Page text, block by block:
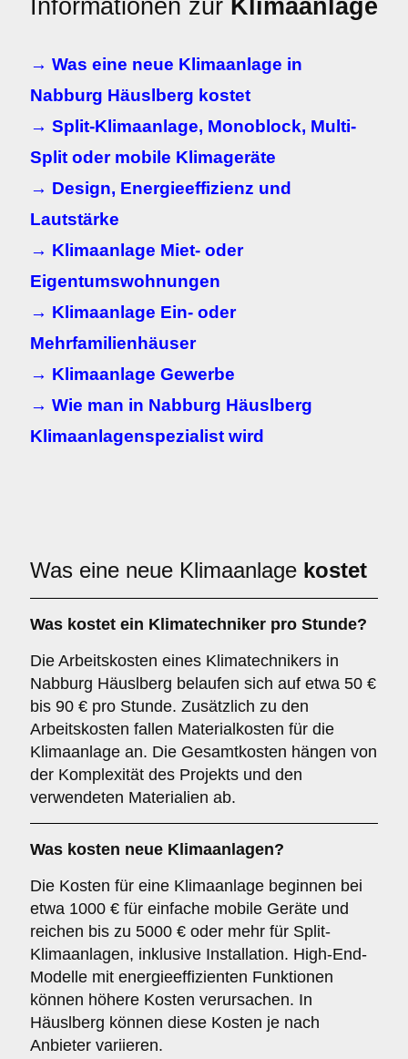
Informationen zur Klimaanlage
→ Was eine neue Klimaanlage in
Nabburg Häuslberg kostet
→ Split-Klimaanlage, Monoblock, Multi-
Split oder mobile Klimageräte
→ Design, Energieeffizienz und
Lautstärke
→ Klimaanlage Miet- oder
Eigentumswohnungen
→ Klimaanlage Ein- oder
Mehrfamilienhäuser
→ Klimaanlage Gewerbe
→ Wie man in Nabburg Häuslberg
Klimaanlagenspezialist wird
Was eine neue Klimaanlage kostet
Was kostet ein Klimatechniker pro Stunde?
Die Arbeitskosten eines Klimatechnikers in
Nabburg Häuslberg belaufen sich auf etwa 50 €
bis 90 € pro Stunde. Zusätzlich zu den
Arbeitskosten fallen Materialkosten für die
Klimaanlage an. Die Gesamtkosten hängen von
der Komplexität des Projekts und den
verwendeten Materialien ab.
Was kosten neue Klimaanlagen?
Die Kosten für eine Klimaanlage beginnen bei
etwa 1000 € für einfache mobile Geräte und
reichen bis zu 5000 € oder mehr für Split-
Klimaanlagen, inklusive Installation. High-End-
Modelle mit energieeffizienten Funktionen
können höhere Kosten verursachen. In
Häuslberg können diese Kosten je nach
Anbieter variieren.